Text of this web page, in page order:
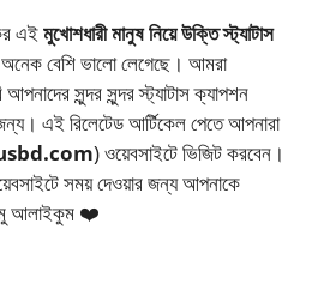
এইমুখোশধারীমানুষ নিয়ে উক্তি স্ট্যাটাস
অনেক বেশি ভালো লেগেছে। আমরা
সুন্দর সুন্দর স্ট্যাটাস ক্যাপশন
এই রিলেটেড আর্টিকেল পেতে আপনারা
) ওয়েবসাইটে ভিজিট করবেন।
সময় দেওয়ার জন্য আপনাকে
আলাইকুম ❤️